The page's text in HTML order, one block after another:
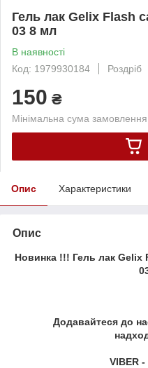
Гель лак Gelix Flash
03 8 мл
В наявності
Код: 1979930184
Роздріб
150 ₴
Мінімальна сума
Опис Характеристики
Опис
Новинка !!! Гель лак Gelix
Додавайтеся до
VIBER -